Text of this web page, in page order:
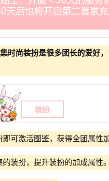
时尚装扮是很多团长的爱好
可激活图鉴，获得全团属性加
装扮，提升装扮的加成属性。